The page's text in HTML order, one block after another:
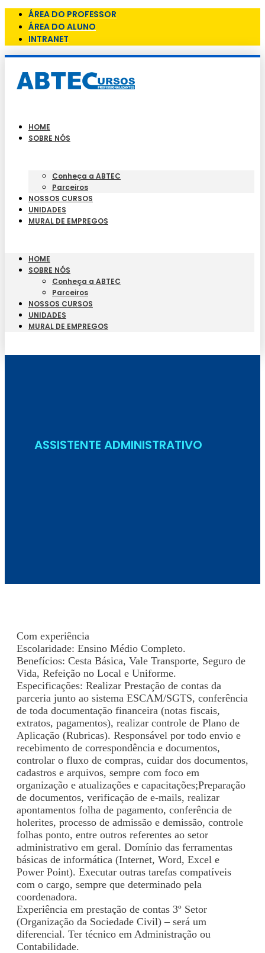
ÁREA DO PROFESSOR
ÁREA DO ALUNO
INTRANET
HOME
SOBRE NÓS
Conheça a ABTEC
Parceiros
NOSSOS CURSOS
UNIDADES
MURAL DE EMPREGOS
HOME
SOBRE NÓS
Conheça a ABTEC
Parceiros
NOSSOS CURSOS
UNIDADES
MURAL DE EMPREGOS
ASSISTENTE ADMINISTRATIVO
Com experiência
Escolaridade: Ensino Médio Completo.
Benefícios: Cesta Básica, Vale Transporte, Seguro de
Vida, Refeição no Local e Uniforme.
Especificações: Realizar Prestação de contas da
parceria junto ao sistema ESCAM/SGTS, conferência
de toda documentação financeira (notas fiscais,
extratos, pagamentos), realizar controle de Plano de
Aplicação (Rubricas). Responsável por todo envio e
recebimento de correspondência e documentos,
controlar o fluxo de compras, cuidar dos documentos,
cadastros e arquivos, sempre com foco em
organização e atualizações e capacitações;Preparação
de documentos, verificação de e-mails, realizar
apontamentos folha de pagamento, conferência de
holerites, processo de admissão e demissão, controle
folhas ponto, entre outros referentes ao setor
administrativo em geral. Domínio das ferramentas
básicas de informática (Internet, Word, Excel e
Power Point). Executar outras tarefas compatíveis
com o cargo, sempre que determinado pela
coordenadora.
Experiência em prestação de contas 3º Setor
(Organização da Sociedade Civil) – será um
diferencial. Ter técnico em Administração ou
Contabilidade.